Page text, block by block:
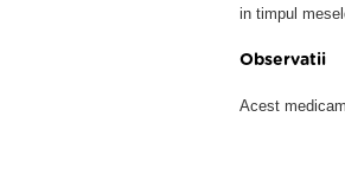
in timpul
Observatii
Acest